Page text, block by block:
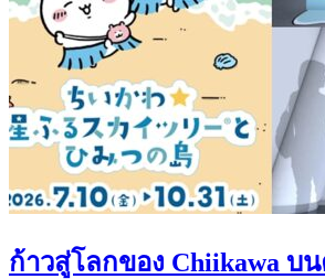
ก้าวสู่โลกของ Chiikawa บน